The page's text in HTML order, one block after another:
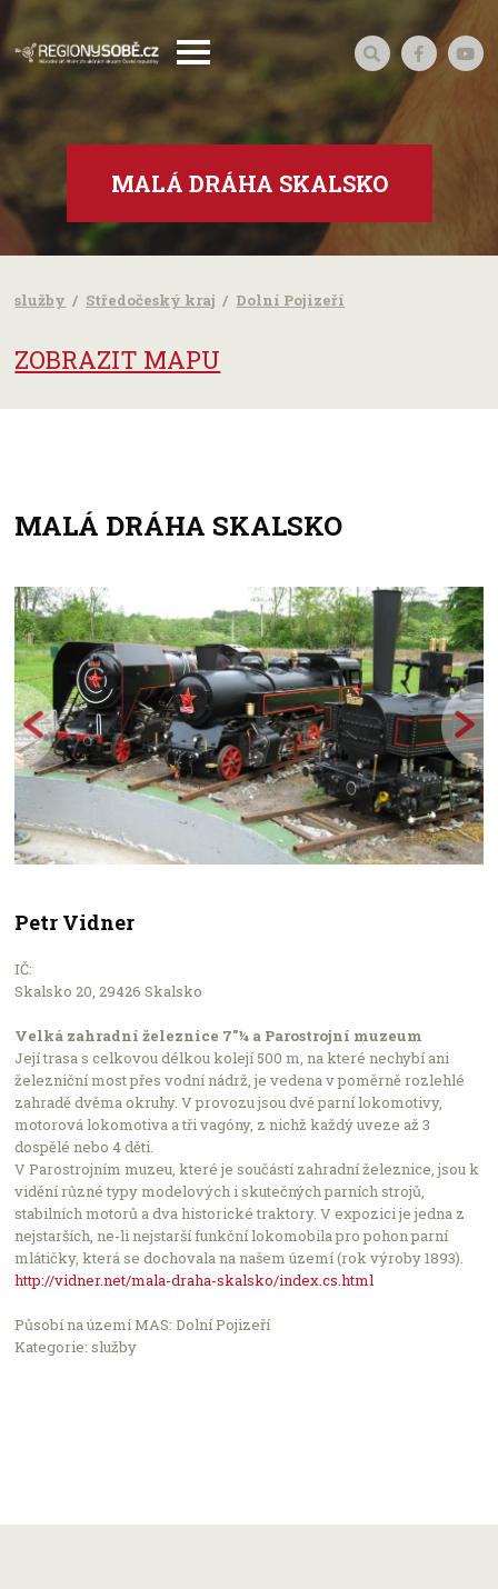
MALÁ DRÁHA SKALSKO
služby Středočeský kraj Dolní Pojizeří
ZOBRAZIT MAPU
−
Počet podniků v nabídce: 2504
MALÁ DRÁHA SKALSKO
Petr Vidner
IČ:
Skalsko 20, 29426 Skalsko
Velká zahradní železnice 7″¼ a Parostrojní muzeum
Její trasa s celkovou délkou kolejí 500 m, na které nechybí ani
železniční most přes vodní nádrž, je vedena v poměrně rozlehlé
zahradě dvěma okruhy. V provozu jsou dvě parní lokomotivy,
motorová lokomotiva a tři vagóny, z nichž každý uveze až 3
dospělé nebo 4 děti.
V Parostrojním muzeu, které je součástí zahradní železnice, jsou k
vidění různé typy modelových i skutečných parních strojů,
stabilních motorů a dva historické traktory. V expozici je jedna z
nejstarších, ne-li nejstarší funkční lokomobila pro pohon parní
mlátičky, která se dochovala na našem území (rok výroby 1893).
http://vidner.net/mala-draha-skalsko/index.cs.html
Působí na území MAS: Dolní Pojizeří
Kategorie: služby